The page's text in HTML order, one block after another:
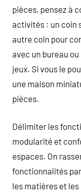
pièces, pensez à
activités : un coin
autre coin pour
avec un bureau
jeux. Si vous le
une maison
pièces.
Délimiter les
modularité et
espaces. On
fonctionnalités
les matières et